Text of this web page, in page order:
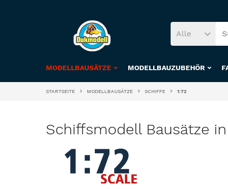
Alle
MODELLBAUSÄTZE MODELLBAUZUBEHÖR
STARTSEITE MODELLBAUSÄTZE SCHIFFE 1:72
Schiffsmodell Bausätze in